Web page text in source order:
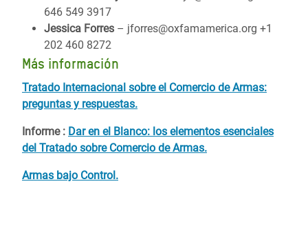
646 549 3917
Jessica Forres – jforres@oxfamamerica.org +1
202 460 8272
Más información
Tratado Internacional sobre el Comercio de Armas:
preguntas y respuestas.
Informe : Dar en el Blanco: los elementos esenciales
del Tratado sobre Comercio de Armas.
Armas bajo Control.